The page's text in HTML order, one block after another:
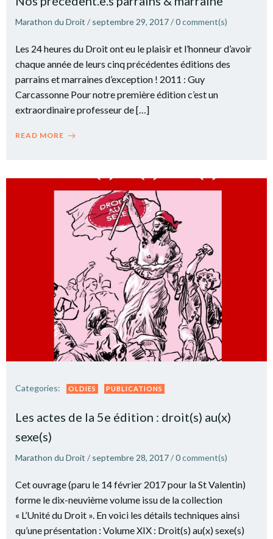
Marathon du Droit / septembre 29, 2017/0comment(s)
Les 24 heures du Droit ont eu le plaisir et l’honneur d’avoir
chaque année de leurs cinq précédentes éditions des
parrains et marraines d’exception ! 2011 : Guy
Carcassonne Pour notre première édition c’est un
extraordinaire professeur de […]
READ MORE
Categories: OLDIES PUBLICATIONS
Les actes de la 5e édition : droit(s) au(x)
sexe(s)
Marathon du Droit / septembre 28, 2017/0comment(s)
Cet ouvrage (paru le 14 février 2017 pour la St Valentin)
forme le dix-neuvième volume issu de la collection
« L’Unité du Droit ». En voici les détails techniques ainsi
qu’une présentation : Volume XIX : Droit(s) au(x) sexe(s)